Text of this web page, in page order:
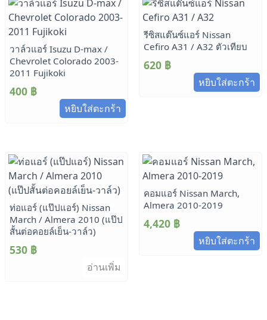
วาล์วแอร์ Isuzu D-max /
Chevrolet Colorado 2003-
2011 Fujikoki
400 ฿
หยิบใส่ตะกร้า
รีซิสแต๊นซ์แอร์ Nissan
Cefiro A31 / A32 ตัวเทียบ
620 ฿
หยิบใส่ตะกร้า
ท่อแอร์ (แป๊ปแอร์) Nissan
March / Almera 2010 (แป๊ป
สั้นต่อคอยล์เย็น-วาล์ว)
530 ฿
อ่านเพิ่ม
คอมแอร์ Nissan March,
Almera 2010-2019
4,420 ฿
หยิบใส่ตะกร้า